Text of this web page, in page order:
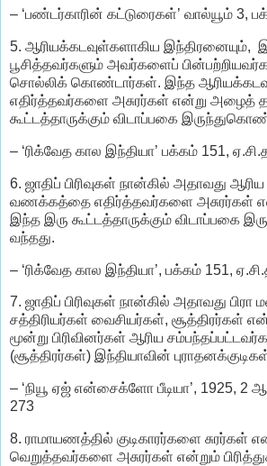
– ‘பண்டர்காரின் கட்டுரைகள்’ வால்யூம் 3,
5. ஆரியக்கடவுள்களாகிய இந்திரனையும்,
பூசித்தவர்களும் அவர்களைப்
சொல்லிக் கொண்டார்கள். இந்த
எதிர்த்தவர்களை அசுரர்கள் என்று அழைத்
கூட்டத்தாருக்கும் விடாப்பகை
– ‘ரிக்வேத கால இந்தியா’ பக்கம் 151,
6. ஜாதிப் பிரிவுகள் நான்கில் அதாவது
வணக்கத்தை எதிர்த்தவர்களை அசுரர்கள்
இந்த இரு கூட்டத்தாருக்கும் விடாப்பகை
வந்தது.
– ‘ரிக்வேத கால இந்தியா’, பக்கம் 151,
7. ஜாதிப் பிரிவுகள் நான்கில் அதாவது
சத்திரியர்கள் வைசியர்கள், சூத்திரர்கள்
மூன்று பிரிவினர்கள் ஆரிய
(சூத்திரர்கள்) இந்தியாவின்
– ‘நியூ ஏஜ் என்சைக்ளோ பீடியா’, 1925, 2
273
8. ராமாயணத்தில் குடிகாரர்களை சுரர்கள்
வெறுத்தவர்களை அசுரர்கள் என்றும் பிரித்துக்